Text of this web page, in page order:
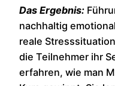
Das Ergebnis:
nachhaltig
reale
die Teilnehmer ihr
erfahren, wie man